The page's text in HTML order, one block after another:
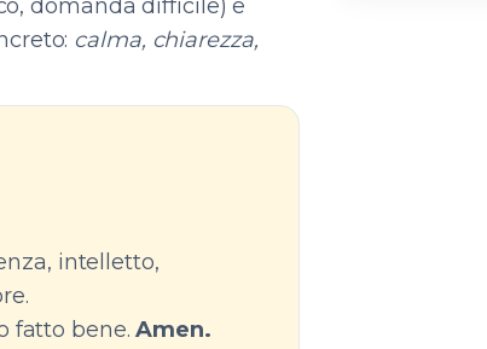
domanda difficile) e
calma, chiarezza,
intelletto,
fatto bene.Amen.